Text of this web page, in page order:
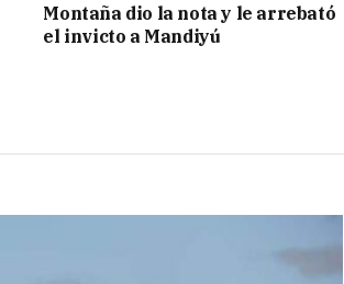
Montaña dio la nota y le arrebató
el invicto a Mandiyú